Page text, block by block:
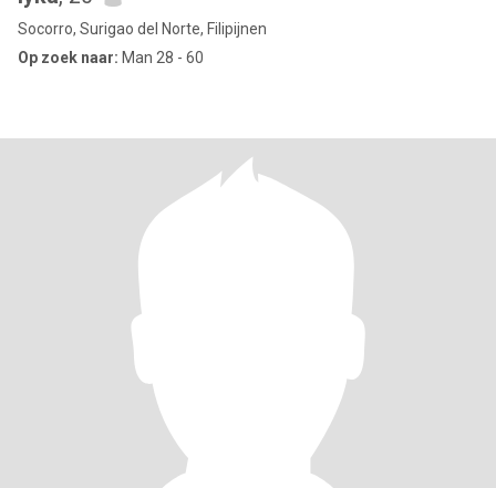
Socorro, Surigao del Norte, Filipijnen
Op zoek naar: Man 28 - 60